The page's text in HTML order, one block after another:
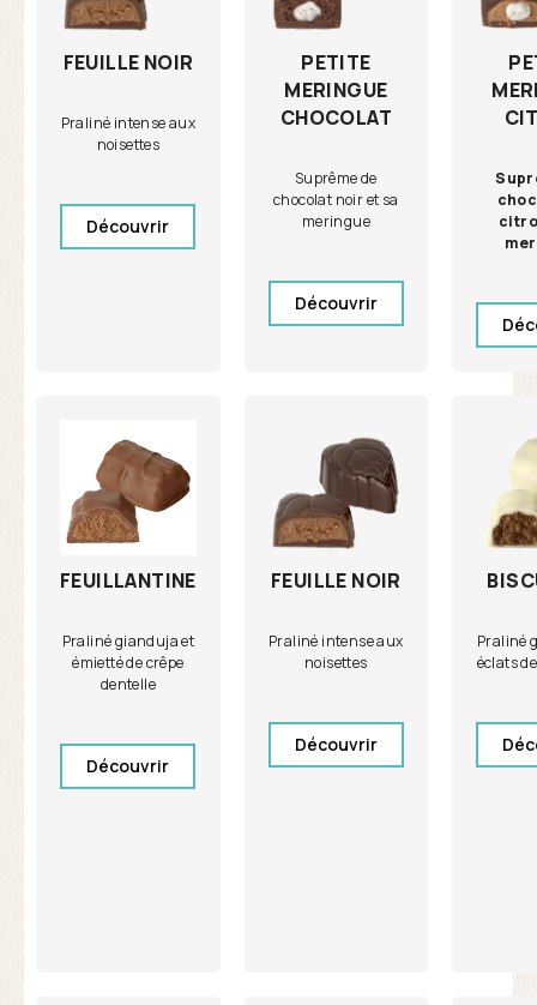
FEUILLE NOIR
Praliné intense aux
noisettes
Découvrir
PETITE
MERINGUE
CHOCOLAT
Suprême de
chocolat noir et sa
meringue
Découvrir
FEUILLANTINE
Praliné gianduja et
émietté de crêpe
dentelle
Découvrir
FEUILLE NOIR
Praliné intense aux
noisettes
Découvrir
Praliné
éclats